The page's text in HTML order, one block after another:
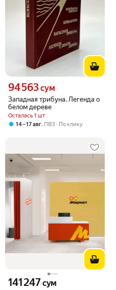
Западная трибуна. Легенда о
белом дереве
Осталась 1 шт
Цена 94563 сум вместо
94 563сум
14 – 17 авг, ПВЗ По клику
Цена 141247 сум вместо
141 247сум